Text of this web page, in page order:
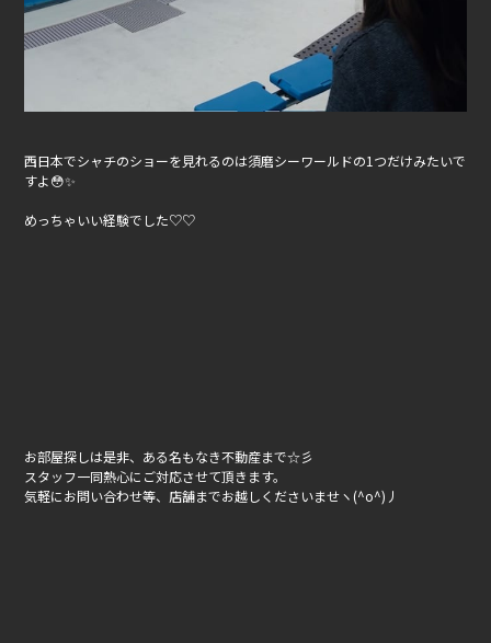
西日本でシャチのショーを見れるのは須磨シーワールドの1つだけみたいで
すよ😳✨
めっちゃいい経験でした♡♡
お部屋探しは是非、ある名もなき不動産まで☆彡
スタッフ一同熱心にご対応させて頂きます。
気軽にお問い合わせ等、店舗までお越しくださいませヽ(^o^)丿